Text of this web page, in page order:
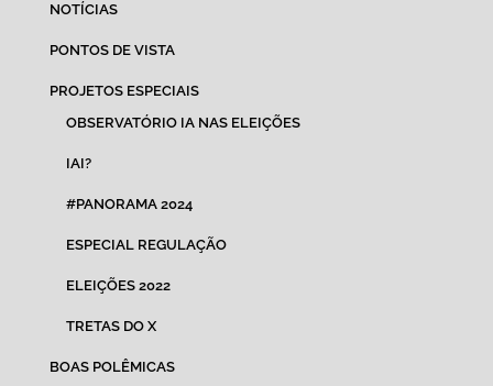
NOTÍCIAS
PONTOS DE VISTA
PROJETOS ESPECIAIS
OBSERVATÓRIO IA NAS ELEIÇÕES
IAI?
#PANORAMA 2024
ESPECIAL REGULAÇÃO
ELEIÇÕES 2022
TRETAS DO X
BOAS POLÊMICAS